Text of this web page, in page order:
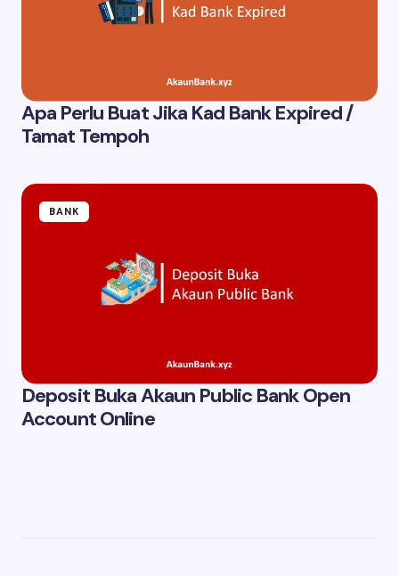
Apa Perlu Buat Jika Kad Bank Expired /
Tamat Tempoh
BANK
Deposit Buka Akaun Public Bank Open
Account Online